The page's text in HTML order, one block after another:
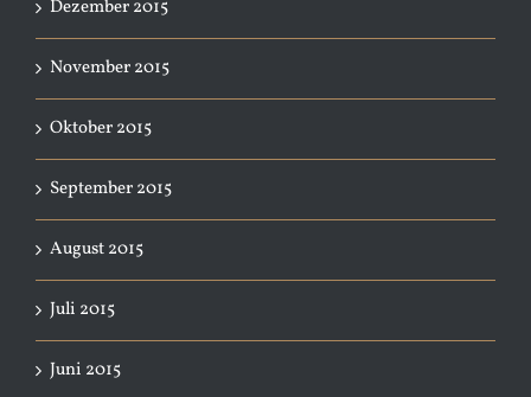
Dezember 2015
November 2015
Oktober 2015
September 2015
August 2015
Juli 2015
Juni 2015